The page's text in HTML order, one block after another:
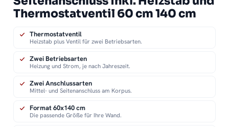
Thermostatventil 60 cm 140 cm
Thermostatventil
Heizstab plus Ventil für zwei Betriebsarten.
Zwei Betriebsarten
Heizung und Strom, je nach Jahreszeit.
Zwei Anschlussarten
Mittel- und Seitenanschluss am Korpus.
Format 60x140 cm
Die passende Größe für Ihre Wand.